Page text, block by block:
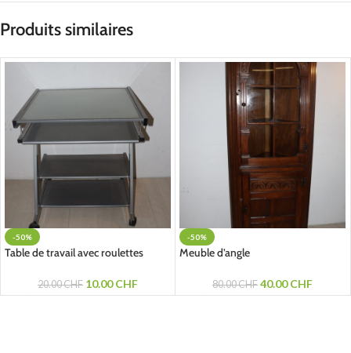
Produits similaires
-50%
Table de travail avec roulettes
20.00CHF 10.00CHF
-50%
Meuble d’angle
80.00CHF 40.00CHF